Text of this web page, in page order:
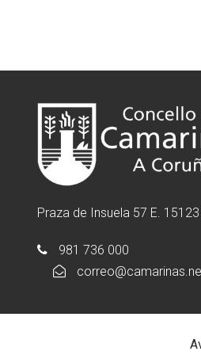
Praza de Insuela 57 E.
981 736 000